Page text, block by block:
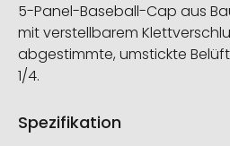
5-Panel-Baseball-Cap aus
mit verstellbarem
abgestimmte, umstickte
1/4.
Spezifikation